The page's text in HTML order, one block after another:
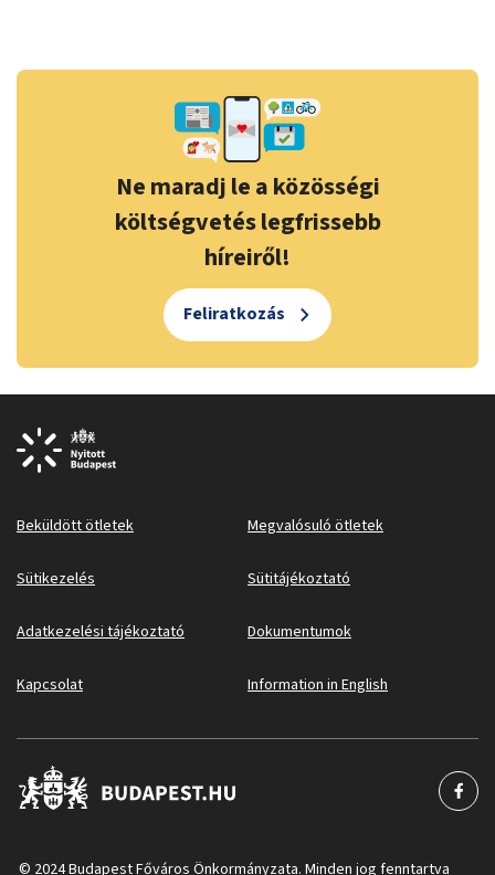
Ne maradj le a közösségi
költségvetés legfrissebb
híreiről!
Feliratkozás
Beküldött ötletek Megvalósuló ötletek
Sütikezelés Sütitájékoztató
Adatkezelési tájékoztató Dokumentumok
Kapcsolat Information in English
© 2024 Budapest Főváros Önkormányzata. Minden jog fenntartva